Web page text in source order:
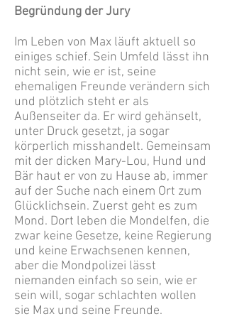
Begründung der Jury
Im Leben von Max läuft aktuell so
einiges schief. Sein Umfeld lässt ihn
nicht sein, wie er ist, seine
ehemaligen Freunde verändern sich
und plötzlich steht er als
Außenseiter da. Er wird gehänselt,
unter Druck gesetzt, ja sogar
körperlich misshandelt. Gemeinsam
mit der dicken Mary-Lou, Hund und
Bär haut er von zu Hause ab, immer
auf der Suche nach einem Ort zum
Glücklichsein. Zuerst geht es zum
Mond. Dort leben die Mondelfen, die
zwar keine Gesetze, keine Regierung
und keine Erwachsenen kennen,
aber die Mondpolizei lässt
niemanden einfach so sein, wie er
sein will, sogar schlachten wollen
sie Max und seine Freunde.